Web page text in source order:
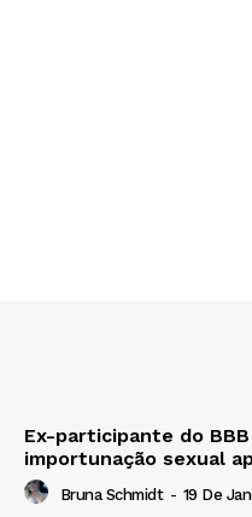
Ex-participante do
importunação sexual
Bruna Schmidt - 19 De